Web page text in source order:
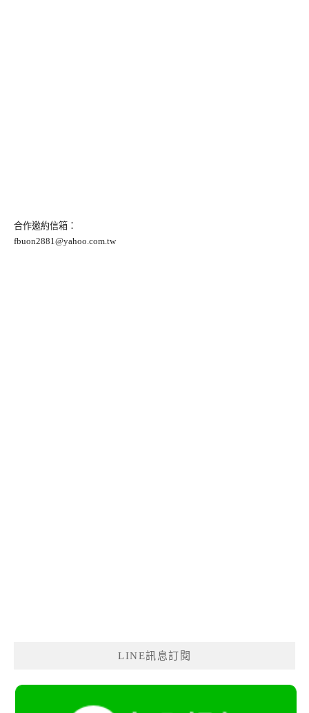
合作邀約信箱：
fbuon2881@yahoo.com.tw
LINE訊息訂閱